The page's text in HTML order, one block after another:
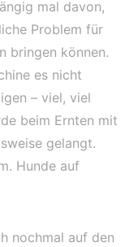
mal davon,
Problem für
bringen können.
es nicht
– viel, viel
beim Ernten mit
gelangt.
Hunde auf
nochmal auf den